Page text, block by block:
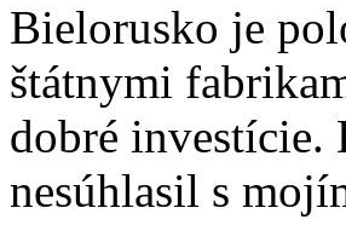
Bielorusko je
štátnymi
dobré investície.
nesúhlasil s